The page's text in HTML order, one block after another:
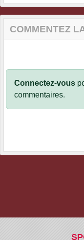
COMMENTEZ
Connectez-vous
commentaires.